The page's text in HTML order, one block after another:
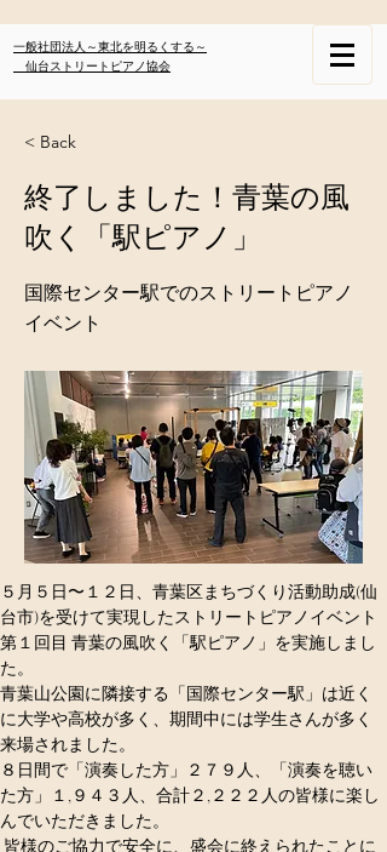
一般社団法人～東北を明るくする～
仙台ストリートピアノ協会
< Back
終了しました！青葉の風
吹く「駅ピアノ」
国際センター駅でのストリートピアノ
イベント
５月５日〜１２日、青葉区まちづくり活動助成(仙
台市)を受けて実現したストリートピアノイベント
第１回目 青葉の風吹く「駅ピアノ」を実施しまし
た。
青葉山公園に隣接する「国際センター駅」は近く
に大学や高校が多く、期間中には学生さんが多く
来場されました。
８日間で「演奏した方」２７９人、「演奏を聴い
た方」１,９４３人、合計２,２２２人の皆様に楽し
んでいただきました。